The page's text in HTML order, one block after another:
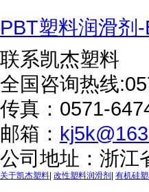
PBT塑料润滑剂-
联系凯杰塑料
全国咨询热线:
传真：0571-
邮箱：
公司地址：浙江
关于凯杰塑料 改性塑料润滑剂 有机硅